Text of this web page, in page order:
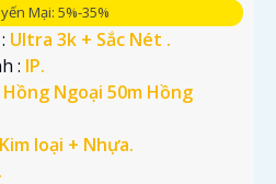
Mại: 5%-35%
Ultra 3k + Sắc Nét .
: IP.
Hồng Ngoại 50m Hồng
loại + Nhựa.